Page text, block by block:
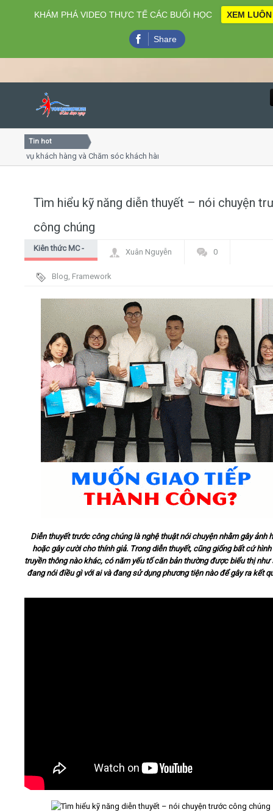
Close
Home
Video
Kiến thức
Liên hệ - Đăng ký
Tìm kiếm
Tin hot
khách hàng và Chăm sóc khách hàng chuyên nghiệp
Tìm hiểu kỹ năng diễn thuyết – nói chuyện
công chúng
Kiên thức MC -
trình
Xuân Nguyễn 0
Blog, Framework
Diễn thuyết trước công chúnglà nghệ thuật nói chuyệnnhằm gây ảnh
hoặc gây cười cho thính giả. Trong diễn thuyết, cũng giống bất cứ
truyền thông nào khác, có năm yếu tố căn bản thường được biểu thị như
đang nói điều gì với ai và đang sử dụng phương tiện nào để gây ra kết
KHÁM PHÁ VIDEO THỰC TẾ CÁC BUỔI HỌC XEM LUÔN
Share